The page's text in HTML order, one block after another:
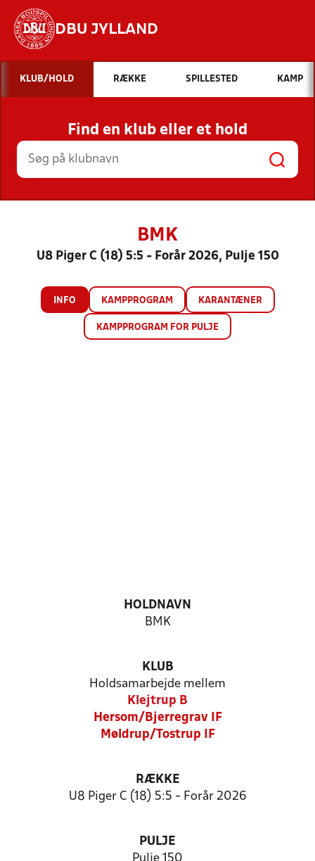
DBU JYLLAND
Hvad vil du søge efter?
INDHOLD OG NYHEDER
STILLINGER, RESULTATER, KLUBBER OG
HOLD
KLUB/HOLD RÆKKE SPILLESTED KAMP
Find en klub eller et hold
BMK
U8 Piger C (18) 5:5 - Forår 2026, Pulje 150
INFO KAMPPROGRAM KARANTÆNER
KAMPPROGRAM FOR PULJE
HOLDNAVN
BMK
KLUB
Holdsamarbejde mellem
Klejtrup B
Hersom/Bjerregrav IF
Møldrup/Tostrup IF
RÆKKE
U8 Piger C (18) 5:5 - Forår 2026
PULJE
Pulje 150